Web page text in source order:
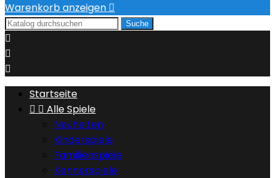
Warenkorb anzeigen 
Suche



Startseite
  Alle Spiele
Neuheiten
Kinderspiele
Familienspiele
Kennerspiele